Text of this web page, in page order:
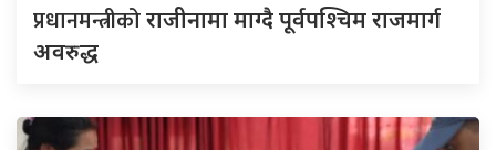
प्रधानमन्त्रीकोराजीनामा माग्दै पूर्वपश्चिम राजमार्ग
अवरुद्ध